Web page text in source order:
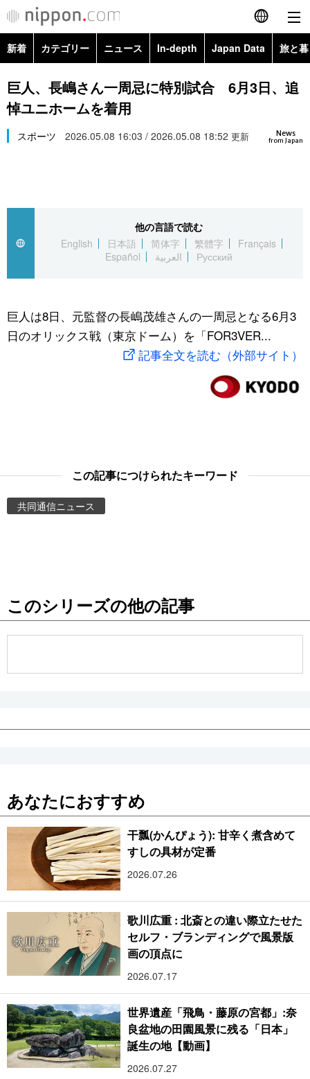
English
简体字
Русский
カテゴリー
経済・ビジネス
国際
文化
トップ
アーカイブ
In-depth
Japan Data
動画/Live
お知らせ
新着 カテゴリー ニュース In-depth Japan Data 旅と
政治・外交
経済・ビジネス
スポーツ・東京2020
Topics
巨人、長嶋さん一周忌に特別試合 6月3日、追
悼ユニホームを着用
News
from Japan
スポーツ 2026.05.08 16:03 / 2026.05.08 18:52 更新
他の言語で読む
English
日本語 简体字 繁體字
Français
Español
العربية Русский
巨人は8日、元監督の長嶋茂雄さんの一周忌となる6月3
日のオリックス戦（東京ドーム）を「FOR3VER...
記事全文を読む（外部サイト）
この記事につけられたキーワード
共同通信ニュース
このシリーズの他の記事
あなたにおすすめ
干瓢(かんぴょう): 甘辛く煮含めて
すしの具材が定番
2026.07.26
歌川広重 : 北斎との違い際立たせた
セルフ・ブランディングで風景版
画の頂点に
2026.07.17
世界遺産「飛鳥・藤原の宮都」:奈
良盆地の田園風景に残る「日本」
誕生の地【動画】
2026.07.27